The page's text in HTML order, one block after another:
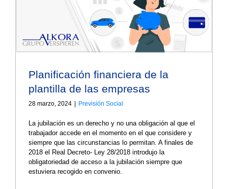
Planificación financiera de la
plantilla de las empresas
28 marzo, 2024 Previsión Social
La jubilación es un derecho y no una obligación al que el
trabajador accede en el momento en el que considere y
siempre que las circunstancias lo permitan. A finales de
2018 el Real Decreto- Ley 28/2018 introdujo la
obligatoriedad de acceso a la jubilación siempre que
estuviera recogido en convenio.